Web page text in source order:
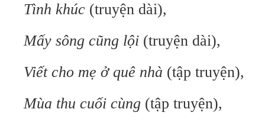
Tình khúc (truyện dài),
Mấy sông cũng lội (truyện dài),
Viết cho mẹ ở quê nhà (tập truyện),
Mùa thu cuối cùng (tập truyện),